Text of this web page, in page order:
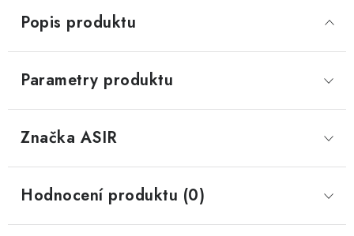
Popis produktu
Parametry produktu
Značka ASIR
Hodnocení produktu (0)